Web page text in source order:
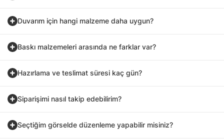
Duvarım için hangi malzeme daha uygun?
Baskı malzemeleri arasında ne farklar var?
Hazırlama ve teslimat süresi kaç gün?
Siparişimi nasıl takip edebilirim?
Seçtiğim görselde düzenleme yapabilir misiniz?